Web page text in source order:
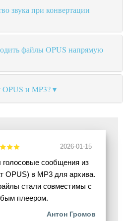
звука при конвертации
файлы OPUS напрямую
и MP3?
2026-01-15
голосовые сообщения из
OPUS) в MP3 для архива.
стали совместимы с
плеером.
Антон Громов